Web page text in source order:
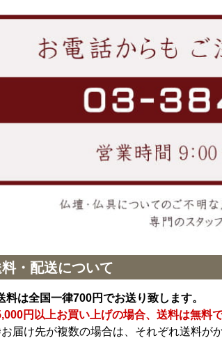
・配送について
料は全国一律700円でお送り致します。
円以上お買い上げの場合、送料は無料で
届け先が複数の場合は、それぞれ送料が